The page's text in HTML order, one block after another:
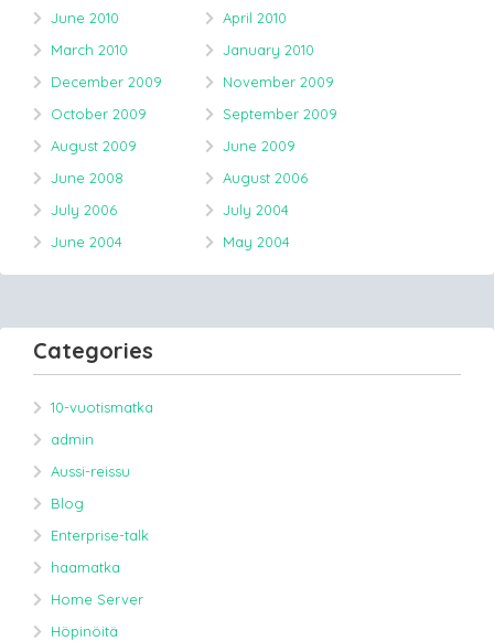
June 2010
April 2010
March 2010
January 2010
December 2009
November 2009
October 2009
September 2009
August 2009
June 2009
June 2008
August 2006
July 2006
July 2004
June 2004
May 2004
Categories
10-vuotismatka
admin
Aussi-reissu
Blog
Enterprise-talk
haamatka
Home Server
Höpinöitä